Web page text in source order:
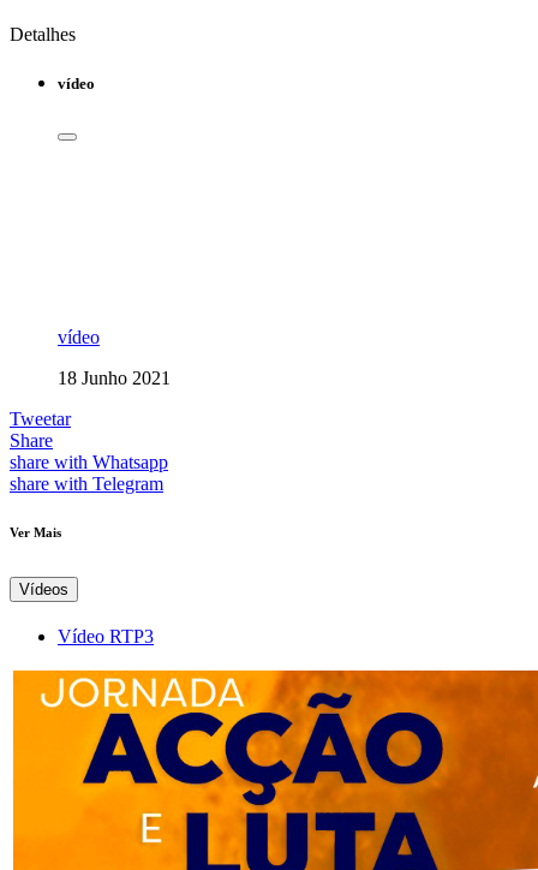
Detalhes
vídeo
vídeo
18 Junho 2021
Tweetar
Share
share with Whatsapp
share with Telegram
Ver Mais
Vídeos
Vídeo RTP3